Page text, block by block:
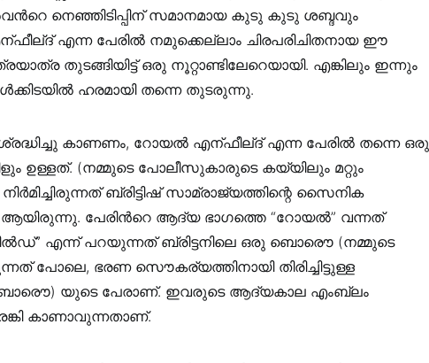
നെഞ്ഞിടിപ്പിന് സമാനമായ കുടു കുടു ശബ്ദവും
എന്ന പേരില്‍ നമുക്കെല്ലാം ചിരപരിചിതനായ ഈ
തുടങ്ങിയിട്ട് ഒരു നൂറ്റാണ്ടിലേറെയായി. എങ്കിലും ഇന്നും
ഹരമായി തന്നെ തുടരുന്നു.
ശ്രദ്ധിച്ചു കാണണം, റോയല്‍ എന്ഫീല്ദ് എന്ന പേരില്‍ തന്നെ ഒരു
ഉള്ളത്. (നമ്മുടെ പോലീസുകാരുടെ കയ്യിലും മറ്റും
ബ്രിട്ടിഷ് സാമ്രാജ്യത്തിന്റെ സൈനിക
പേരിന്‍റെ ആദ്യ ഭാഗത്തെ “റോയല്‍” വന്നത്
എന്ന് പറയുന്നത് ബ്രിട്ടനിലെ ഒരു ബൊരൌ (നമ്മുടെ
പോലെ, ഭരണ സൌകര്യത്തിനായി തിരിച്ചിട്ടുള്ള
യുടെ പേരാണ്. ഇവരുടെ ആദ്യകാല എംബ്ലം
കാണാവുന്നതാണ്.